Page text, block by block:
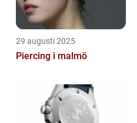
29 augusti 2025
Piercing i malmö